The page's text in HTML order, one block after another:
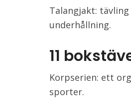
Talangjakt:
underhållning.
11
Korpserien: ett
sporter.